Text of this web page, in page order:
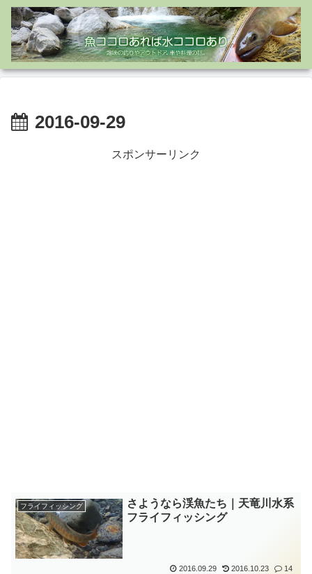
2016-09-29
スポンサーリンク
フライフィッシング
さようなら渓魚たち｜天竜川水系
フライフィッシング
2016.09.29 2016.10.23 14